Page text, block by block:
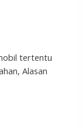
tertentu
Alasan